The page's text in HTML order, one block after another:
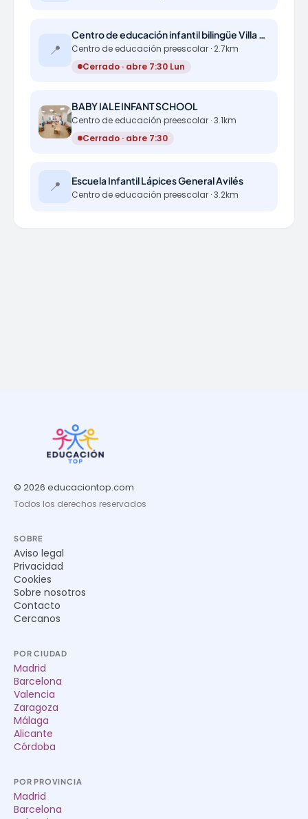
📍
Centro de educación infantil bilingüe Villa Amparo
Centro de educación preescolar · 2.7km
Cerrado · abre 7:30 Lun
BABY IALE INFANT SCHOOL
Centro de educación preescolar · 3.1km
Cerrado · abre 7:30
📍 Escuela Infantil Lápices General Avilés
Centro de educación preescolar · 3.2km
© 2026 educaciontop.com
Todos los derechos reservados
SOBRE
Aviso legal
Privacidad
Cookies
Sobre nosotros
Contacto
Cercanos
POR CIUDAD
Madrid
Barcelona
Valencia
Zaragoza
Málaga
Alicante
Córdoba
POR PROVINCIA
Madrid
Barcelona